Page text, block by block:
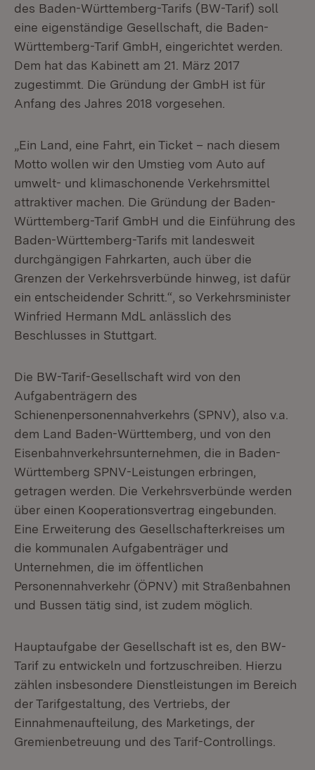
des Baden-Württemberg-Tarifs (BW-Tarif) soll
eine eigenständige Gesellschaft, die Baden-
Württemberg-Tarif GmbH, eingerichtet werden.
Dem hat das Kabinett am 21. März 2017
zugestimmt. Die Gründung der GmbH ist für
Anfang des Jahres 2018 vorgesehen.
„Ein Land, eine Fahrt, ein Ticket – nach diesem
Motto wollen wir den Umstieg vom Auto auf
umwelt- und klimaschonende Verkehrsmittel
attraktiver machen. Die Gründung der Baden-
Württemberg-Tarif GmbH und die Einführung des
Baden-Württemberg-Tarifs mit landesweit
durchgängigen Fahrkarten, auch über die
Grenzen der Verkehrsverbünde hinweg, ist dafür
ein entscheidender Schritt.“, so Verkehrsminister
Winfried Hermann MdL anlässlich des
Beschlusses in Stuttgart.
Die BW-Tarif-Gesellschaft wird von den
Aufgabenträgern des
Schienenpersonennahverkehrs (SPNV), also v.a.
dem Land Baden-Württemberg, und von den
Eisenbahnverkehrsunternehmen, die in Baden-
Württemberg SPNV-Leistungen erbringen,
getragen werden. Die Verkehrsverbünde werden
über einen Kooperationsvertrag eingebunden.
Eine Erweiterung des Gesellschafterkreises um
die kommunalen Aufgabenträger und
Unternehmen, die im öffentlichen
Personennahverkehr (ÖPNV) mit Straßenbahnen
und Bussen tätig sind, ist zudem möglich.
Hauptaufgabe der Gesellschaft ist es, den BW-
Tarif zu entwickeln und fortzuschreiben. Hierzu
zählen insbesondere Dienstleistungen im Bereich
der Tarifgestaltung, des Vertriebs, der
Einnahmenaufteilung, des Marketings, der
Gremienbetreuung und des Tarif-Controllings.